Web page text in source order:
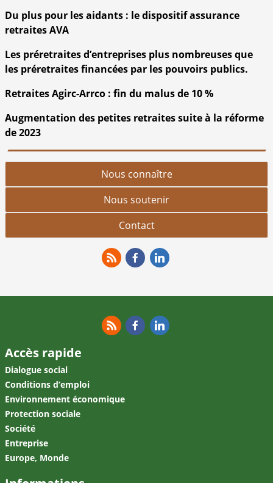
Du plus pour les aidants : le dispositif assurance
retraites AVA
Les préretraites d’entreprises plus nombreuses que
les préretraites financées par les pouvoirs publics.
Retraites Agirc-Arrco : fin du malus de 10 %
Augmentation des petites retraites suite à la réforme
de 2023
Nous connaître
Nous soutenir
Contact
Accès rapide
Dialogue social
Conditions d’emploi
Environnement économique
Protection sociale
Société
Entreprise
Europe, Monde